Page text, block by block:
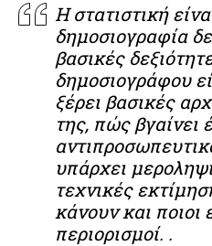
Η στατιστική
δημοσιογραφία
βασικές
δημοσιογράφου
ξέρει βασικές
της, πώς βγαίνει
υπάρχει
τεχνικές
κάνουν και ποιοι
περιορισμοί. .